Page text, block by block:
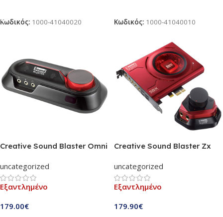
Κωδικός: 1000-41040020
Κωδικός: 1000-41040010
Creative Sound Blaster Omni
uncategorized
Εξαντλημένο
179.00€
Creative Sound Blaster Zx
Gaming Sound Card
including Audio Control
Module
uncategorized
Εξαντλημένο
179.90€